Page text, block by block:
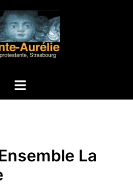
Ouvrir/fermer
La